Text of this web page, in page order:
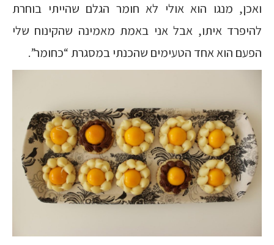
ואכן, מנגו הוא אולי לא חומר הגלם שהייתי בוחרת
להיפרד איתו, אבל אני באמת מאמינה שהקינוח שלי
הפעם הוא אחד הטעימים שהכנתי במסגרת “כחומר”.